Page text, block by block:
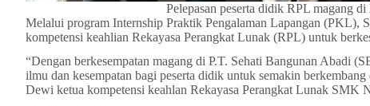
Pelepasan peserta didik RPL magang
Melalui program Internship Praktik Pengalaman Lapangan (PKL),
kompetensi keahlian Rekayasa Perangkat Lunak (RPL) untuk
“Dengan berkesempatan magang di P.T. Sehati Bangunan Abadi
ilmu dan kesempatan bagi peserta didik untuk semakin
Dewi ketua kompetensi keahlan Rekayasa Perangkat Lunak SMK